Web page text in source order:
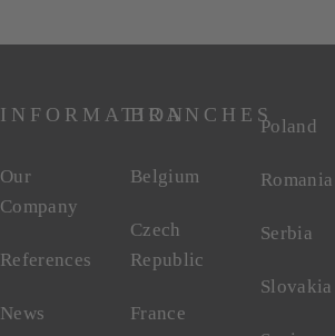
INFORMATION
Our
Company
References
News
BRANCHES
Belgium
Czech
Republic
France
Poland
Romania
Serbia
Slovakia